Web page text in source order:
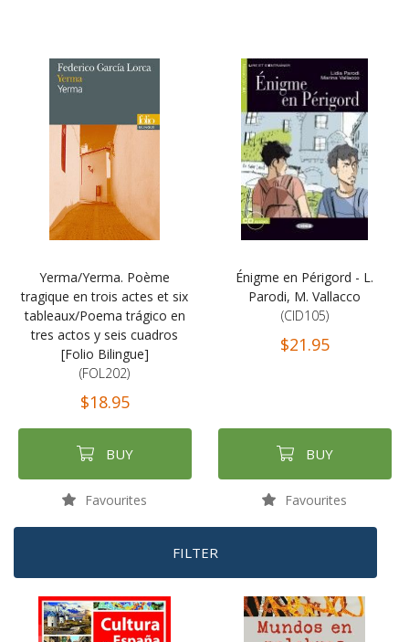
Yerma/Yerma. Poème
tragique en trois actes et six
tableaux/Poema trágico en
tres actos y seis cuadros
[Folio Bilingue]
(FOL202)
$18.95
BUY
Favourites
Énigme en Périgord - L.
Parodi, M. Vallacco
(CID105)
$21.95
BUY
Favourites
FILTER